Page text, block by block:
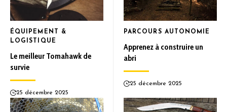
ÉQUIPEMENT &
LOGISTIQUE
Le meilleur Tomahawk de
survie
25 décembre 2025
PARCOURS AUTONOMIE
Apprenez à construire un
abri
25 décembre 2025